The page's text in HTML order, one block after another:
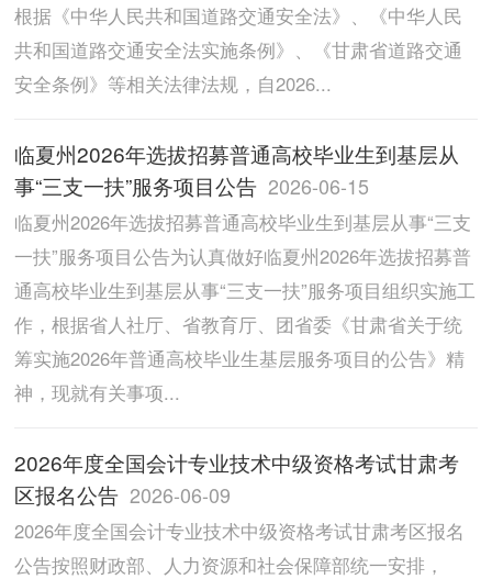
根据《中华人民共和国道路交通安全法》、《中华人民
共和国道路交通安全法实施条例》、《甘肃省道路交通
安全条例》等相关法律法规，自2026...
临夏州2026年选拔招募普通高校毕业生到基层从
事“三支一扶”服务项目公告 2026-06-15
临夏州2026年选拔招募普通高校毕业生到基层从事“三支
一扶”服务项目公告为认真做好临夏州2026年选拔招募普
通高校毕业生到基层从事“三支一扶”服务项目组织实施工
作，根据省人社厅、省教育厅、团省委《甘肃省关于统
筹实施2026年普通高校毕业生基层服务项目的公告》精
神，现就有关事项...
2026年度全国会计专业技术中级资格考试甘肃考
区报名公告 2026-06-09
2026年度全国会计专业技术中级资格考试甘肃考区报名
公告按照财政部、人力资源和社会保障部统一安排，